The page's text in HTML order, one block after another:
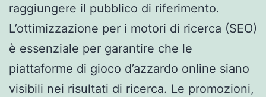
raggiungere il pubblico di riferimento.
L’ottimizzazione per i motori di ricerca (SEO)
è essenziale per garantire che le
piattaforme di gioco d’azzardo online siano
visibili nei risultati di ricerca. Le promozioni,